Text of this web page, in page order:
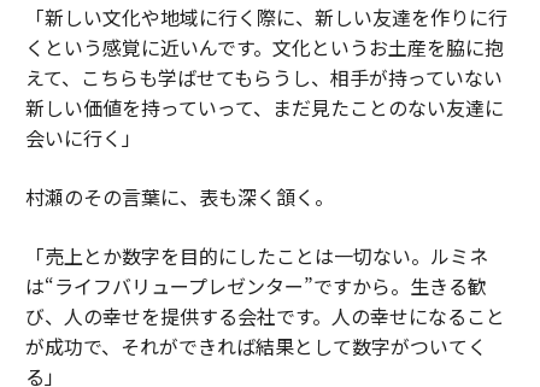
「新しい文化や地域に行く際に、新しい友達を作りに行
くという感覚に近いんです。文化というお土産を脇に抱
えて、こちらも学ばせてもらうし、相手が持っていない
新しい価値を持っていって、まだ見たことのない友達に
会いに行く」
村瀬のその言葉に、表も深く頷く。
「売上とか数字を目的にしたことは一切ない。ルミネ
は“ライフバリュープレゼンター”ですから。生きる歓
び、人の幸せを提供する会社です。人の幸せになること
が成功で、それができれば結果として数字がついてく
る」